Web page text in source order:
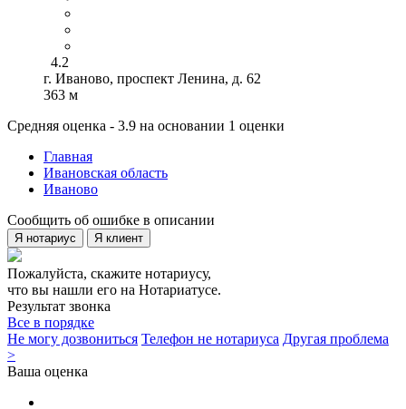
4.2
г. Иваново, проспект Ленина, д. 62
363 м
Средняя оценка - 3.9 на основании 1 оценки
Главная
Ивановская область
Иваново
Сообщить об ошибке в описании
Я нотариус Я клиент
Пожалуйста, скажите нотариусу,
что вы нашли его на Нотариатусе.
Результат звонка
Все в порядке
Не могу дозвониться Телефон не нотариуса Другая проблема
>
Ваша оценка